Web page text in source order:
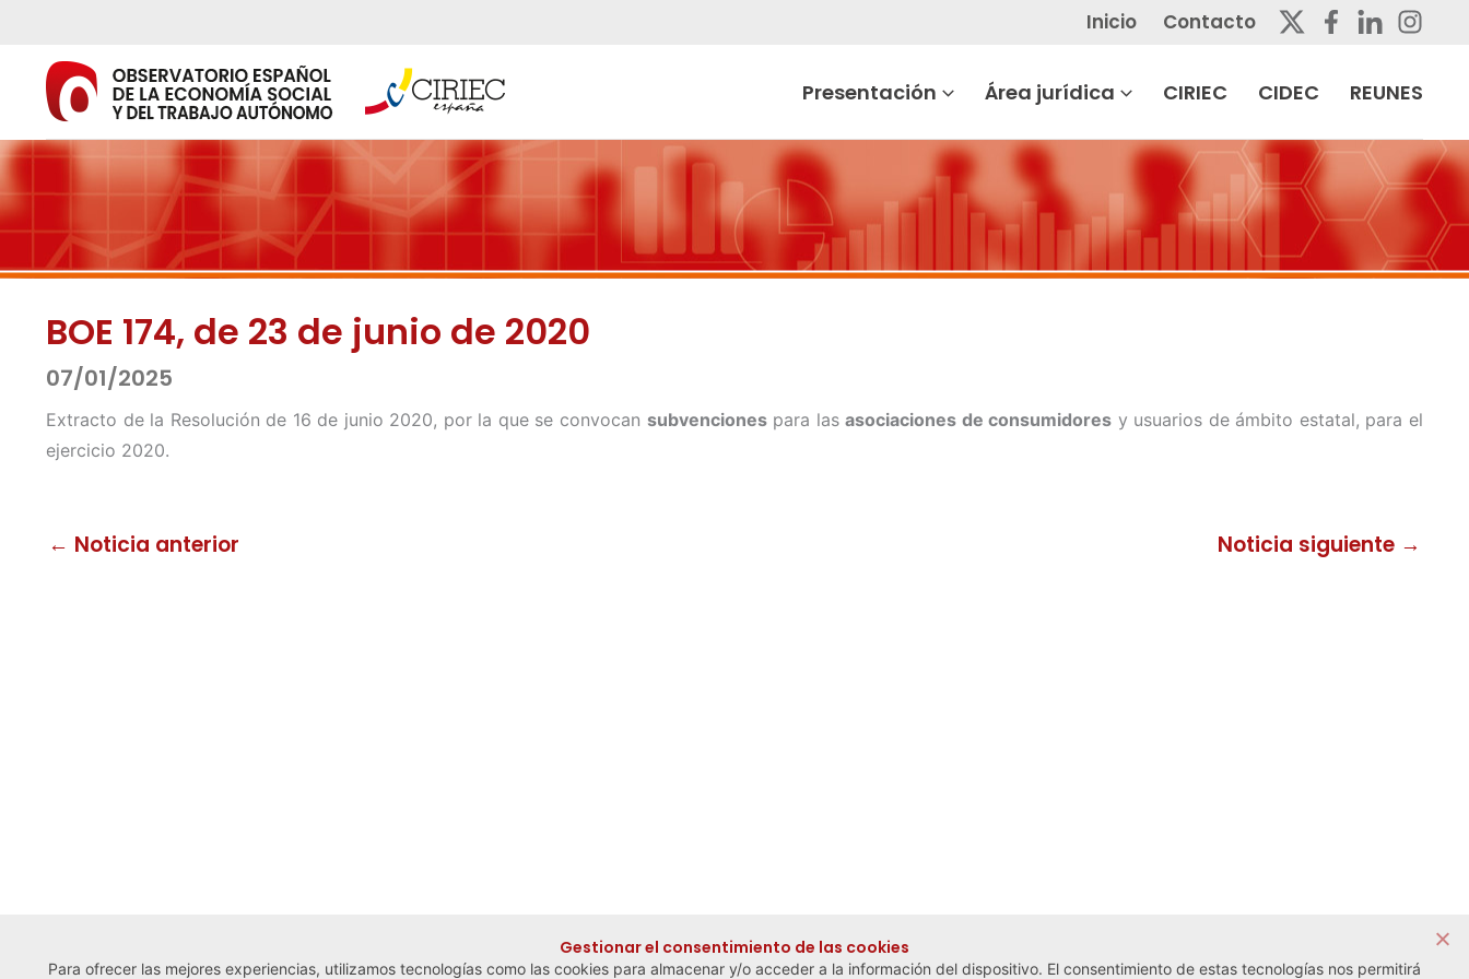
contenido
Inicio Contacto
Presentación Área jurídica CIRIEC CIDEC REUNES
BOE 174, de 23 de junio de 2020
07/01/2025
Extracto de la Resolución de 16 de junio 2020, por la que se convocan subvencionespara lasasociaciones de consumidores y usuarios de ámbito estatal, para el
ejercicio 2020.
← Noticia anterior Noticia siguiente →
Gestionar el consentimiento de las cookies
Para ofrecer las mejores experiencias, utilizamos tecnologías como las cookies para almacenar y/o acceder a la información del dispositivo. El consentimiento de estas tecnologías nos permitirá